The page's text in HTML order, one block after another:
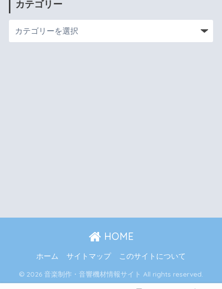
カテゴリー
HOME
ホーム サイトマップ このサイトについて
© 2026 音楽制作・音響機材情報サイト All rights reserved.